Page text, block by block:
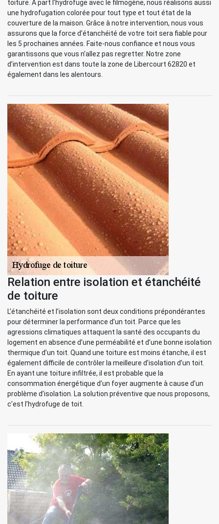
toiture. A part l’hydrofuge avec le filmogène, nous réalisons aussi
une hydrofugation colorée pour tout type et tout état de la
couverture de la maison. Grâce à notre intervention, nous vous
assurons que la force d’étanchéité de votre toit sera fiable pour
les 5 prochaines années. Faite-nous confiance et nous vous
garantissons que vous n’allez pas regretter. Notre zone
d’intervention est dans toute la zone de Libercourt 62820 et
également dans les alentours.
Relation entre isolation et étanchéité
de toiture
L’étanchéité et l’isolation sont deux conditions prépondérantes
pour déterminer la performance d’un toit. Parce que les
agressions climatiques attaquent la santé des occupants du
logement en absence d’une perméabilité et d’une bonne isolation
thermique d’un toit. Quand une toiture est moins étanche, il est
également difficile de contrôler la meilleure d’isolation d’un toit.
En ayant une toiture infiltrée, il est probable que la
consommation énergétique d’un foyer augmente à cause d’un
problème d’isolation. La solution préventive que nous proposons,
c’est l’hydrofuge de toit.